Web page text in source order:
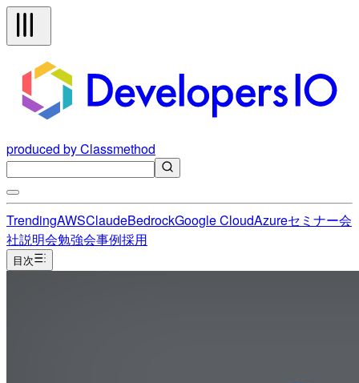
produced by Classmethod
TrendingAWSClaudeBedrockGoogle CloudAzureセミナー会
社説明会勉強会事例採用
目次